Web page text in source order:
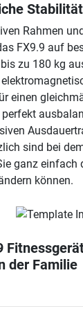
Rahmen
FX9.9 auf
zu 180 kg
einen
perfekt
sind bei
ganz einfach
können.
der Familie